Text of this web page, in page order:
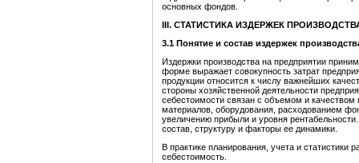
основных фондов.
III. СТАТИСТИКА ИЗДЕРЖЕК
3.1 Понятие и состав издержек
Издержки производства на предприятии
форме выражает совокупность затрат
продукции относится к числу важнейших
стороны хозяйственной деятельности
себестоимости связан с объемом и
материалов, оборудования, расходованием
увеличению прибыли и уровня
состав, структуру и факторы ее динамики.
В практике планирования, учета и статистики
себестоимость.